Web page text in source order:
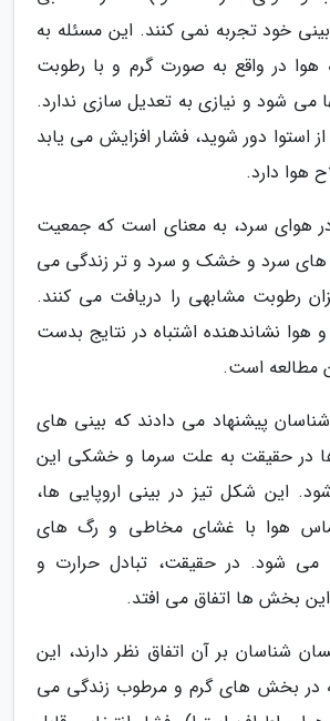
خود تجربه نمی کنند. این مسئله به
در واقع به صورت گرم و با رطوبت
می شود و نیازی به تعدیل سازی ندارد.
استوا دور شوید، فشار افزایش می یابد
هوا دارد.
هوای سرد، به معنای است که جمعیت
سرد و خشک و سرد و تر زندگی می
رطوبت مشابهی را دریافت می کنند.
هوا نشاندهنده اشتباه در نتایج بدست
مطالعه است.
پیشنهاد می دادند که بینی های
ها در حقیقت به علت سرما و خشکی این
این شکل تیز در بینی اروپایی ها،
هوا با غشای مخاطی و رگ های
می شود. در حقیقت، تبادل حرارت و
بخش ها اتفاق می افتد.
شناسان بر آن اتفاق نظر دارند، این
در بخش های گرم و مرطوب زندگی می